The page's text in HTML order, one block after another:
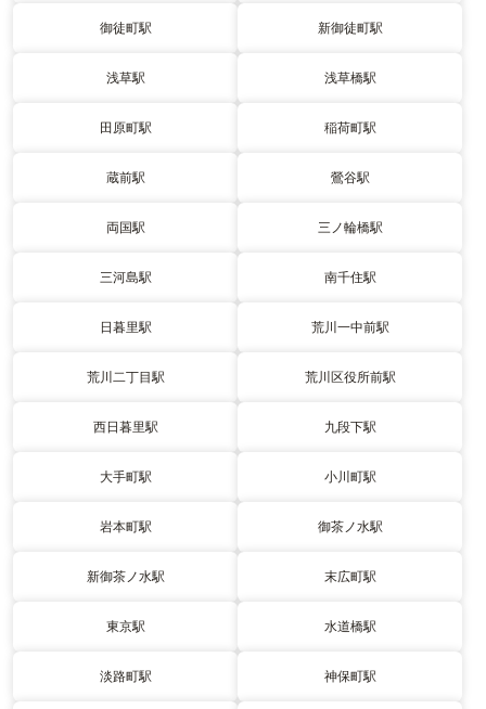
御徒町駅 新御徒町駅
浅草駅 浅草橋駅
田原町駅 稲荷町駅
蔵前駅 鶯谷駅
両国駅 三ノ輪橋駅
三河島駅 南千住駅
日暮里駅 荒川一中前駅
荒川二丁目駅 荒川区役所前駅
西日暮里駅 九段下駅
大手町駅 小川町駅
岩本町駅 御茶ノ水駅
新御茶ノ水駅 末広町駅
東京駅 水道橋駅
淡路町駅 神保町駅